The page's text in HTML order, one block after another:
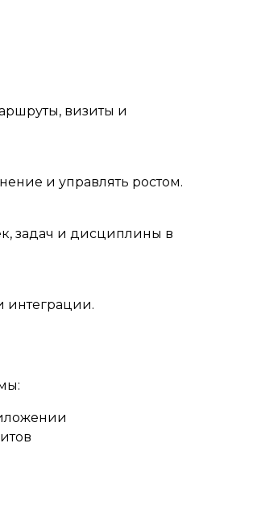
визиты и
и управлять ростом.
задач и дисциплины в
интеграции.